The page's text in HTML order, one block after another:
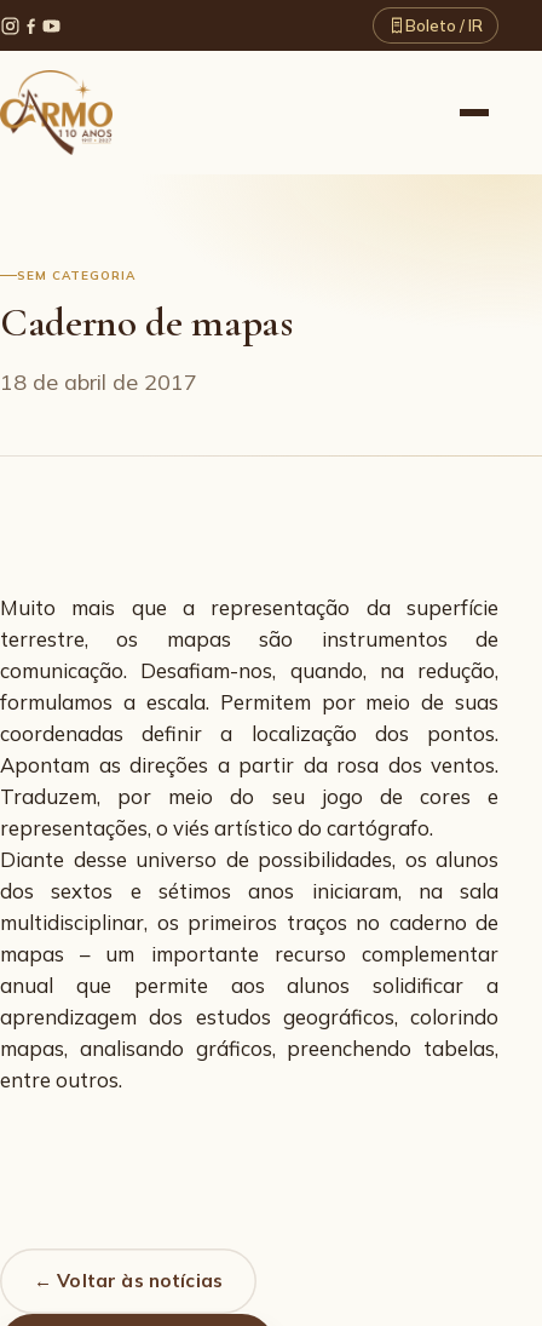
Boleto / IR
SEM CATEGORIA
Caderno de mapas
18 de abril de 2017
Muito mais que a representação da superfície
terrestre, os mapas são instrumentos de
comunicação. Desafiam-nos, quando, na redução,
formulamos a escala. Permitem por meio de suas
coordenadas definir a localização dos pontos.
Apontam as direções a partir da rosa dos ventos.
Traduzem, por meio do seu jogo de cores e
representações, o viés artístico do cartógrafo.
Diante desse universo de possibilidades, os alunos
dos sextos e sétimos anos iniciaram, na sala
multidisciplinar, os primeiros traços no caderno de
mapas – um importante recurso complementar
anual que permite aos alunos solidificar a
aprendizagem dos estudos geográficos, colorindo
mapas, analisando gráficos, preenchendo tabelas,
entre outros.
← Voltar às notícias